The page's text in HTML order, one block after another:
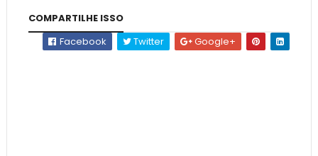
COMPARTILHE ISSO
Facebook
Twitter Google+